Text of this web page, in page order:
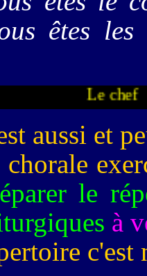
êtes les
aussi et
chorale
le
à
c'est